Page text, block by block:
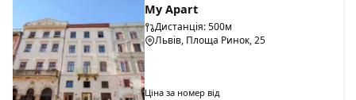
My Apart
Дистанція: 500м
Львів, Площа Ринок, 25
Ціна за номер від